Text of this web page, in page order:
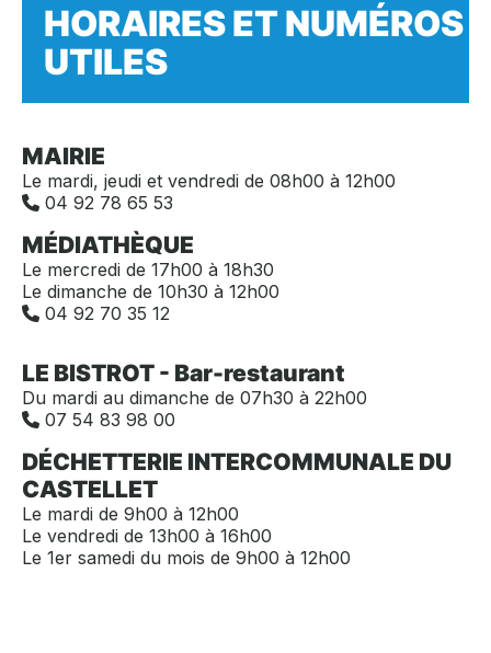
HORAIRES ET NUMÉROS
UTILES
MAIRIE
Le mardi, jeudi et vendredi de 08h00 à 12h00
 04 92 78 65 53
MÉDIATHÈQUE
Le mercredi de 17h00 à 18h30
Le dimanche de 10h30 à 12h00
 04 92 70 35 12
LE BISTROT - Bar-restaurant
Du mardi au dimanche de 07h30 à 22h00
 07 54 83 98 00
DÉCHETTERIE INTERCOMMUNALE DU
CASTELLET
Le mardi de 9h00 à 12h00
Le vendredi de 13h00 à 16h00
Le 1er samedi du mois de 9h00 à 12h00